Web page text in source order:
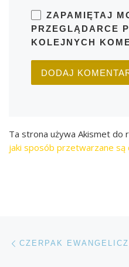
ZAPAMIĘTAJ
PRZEGLĄDARCE
KOLEJNYCH
Ta strona używa Akismet do
jaki sposób przetwarzane są
Przeglądanie
CZERPAK